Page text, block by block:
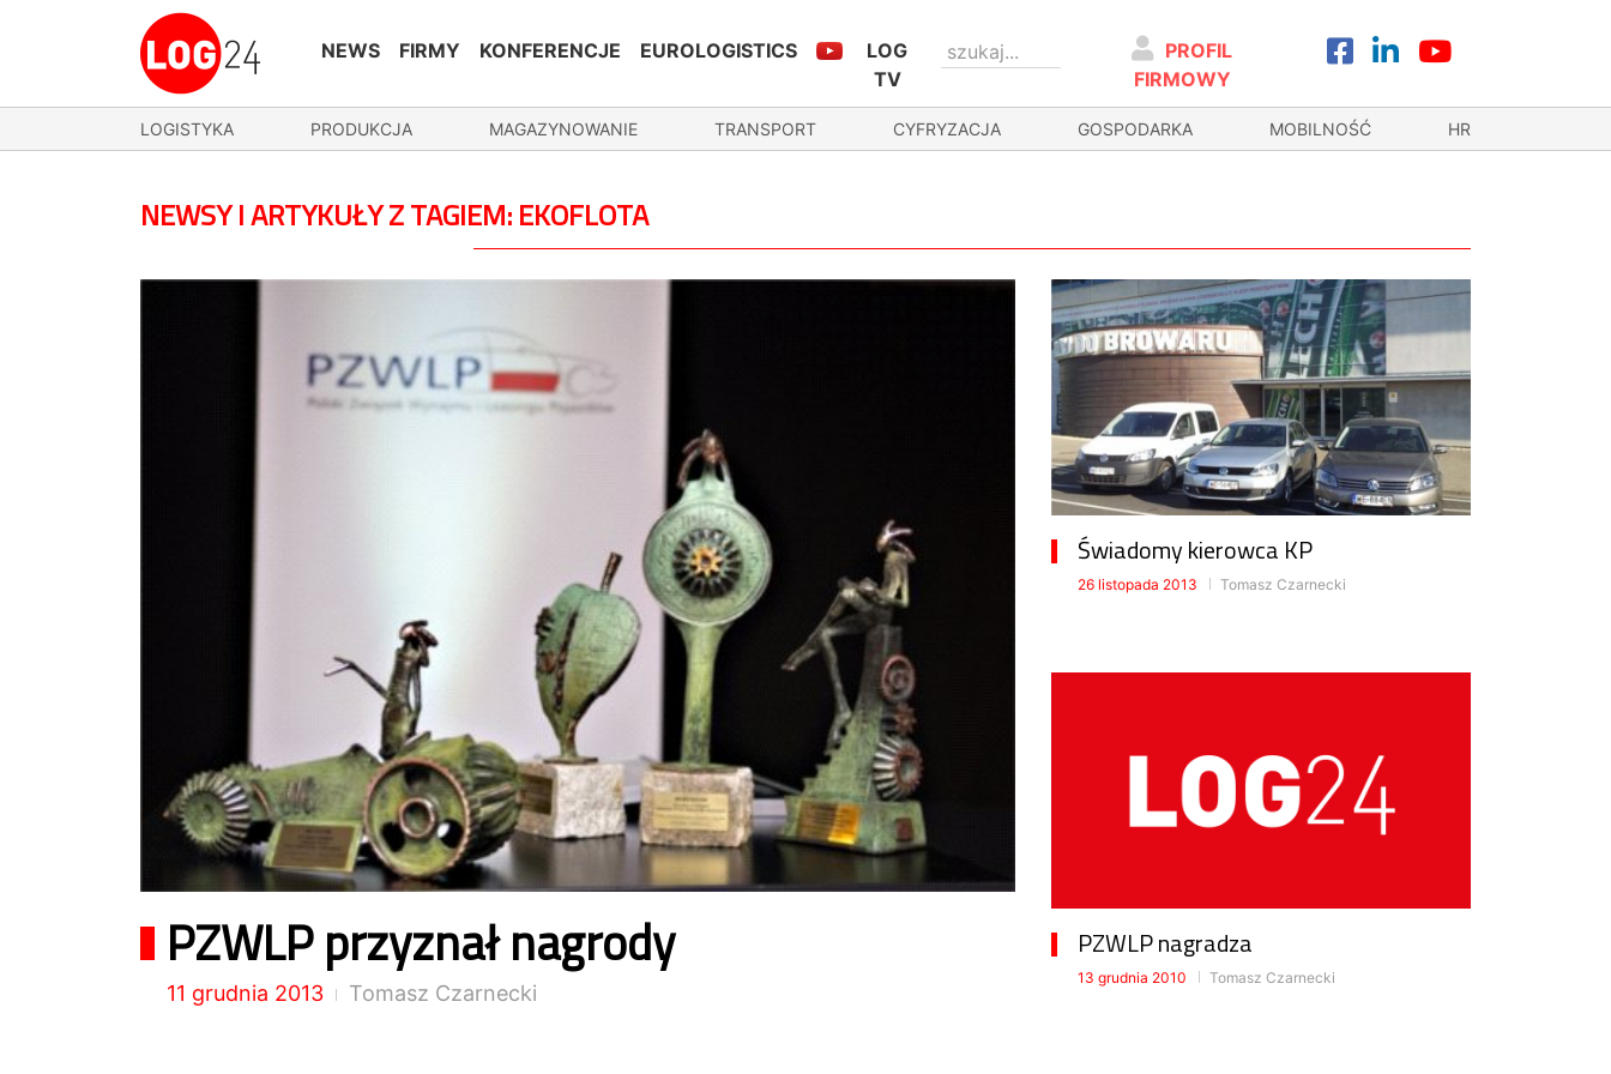
NEWS FIRMY KONFERENCJE EUROLOGISTICS
LOG
TV
PROFIL
FIRMOWY
LOGISTYKA PRODUKCJA MAGAZYNOWANIE TRANSPORT CYFRYZACJA GOSPODARKA MOBILNOŚĆ HR
NEWSY I ARTYKUŁY Z TAGIEM: EKOFLOTA
PZWLP przyznał nagrody
11 grudnia 2013 Tomasz Czarnecki
Świadomy kierowca KP
26 listopada 2013 Tomasz Czarnecki
PZWLP nagradza
13 grudnia 2010 Tomasz Czarnecki